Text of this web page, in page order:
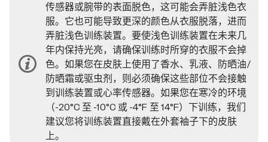
传感器或腕带的表面脱色，这可能会弄脏浅色衣
服。它也可能导致更深的颜色从衣服脱落，进而
弄脏浅色训练装置。要使浅色训练装置在未来几
年内保持光亮，请确保训练时所穿的衣服不会掉
色。如果您在皮肤上使用了香水、乳液、防晒油/
防晒霜或驱虫剂，则必须确保这些部位不会接触
到训练装置或心率传感器。如果您在寒冷的环境
（-20°C 至 -10°C 或 -4°F 至 14°F）下训练，我们
建议您将训练装置直接戴在外套袖子下的皮肤
上。